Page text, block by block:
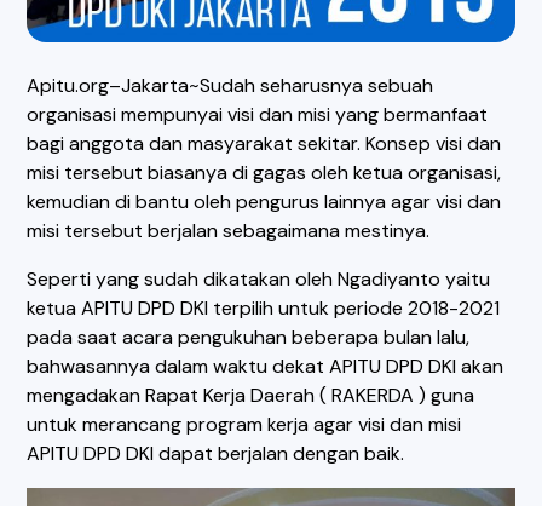
Apitu.org–Jakarta~Sudah seharusnya sebuah
organisasi mempunyai visi dan misi yang bermanfaat
bagi anggota dan masyarakat sekitar. Konsep visi dan
misi tersebut biasanya di gagas oleh ketua organisasi,
kemudian di bantu oleh pengurus lainnya agar visi dan
misi tersebut berjalan sebagaimana mestinya.
Seperti yang sudah dikatakan oleh Ngadiyanto yaitu
ketua APITU DPD DKI terpilih untuk periode 2018-2021
pada saat acara pengukuhan beberapa bulan lalu,
bahwasannya dalam waktu dekat APITU DPD DKI akan
mengadakan Rapat Kerja Daerah ( RAKERDA ) guna
untuk merancang program kerja agar visi dan misi
APITU DPD DKI dapat berjalan dengan baik.